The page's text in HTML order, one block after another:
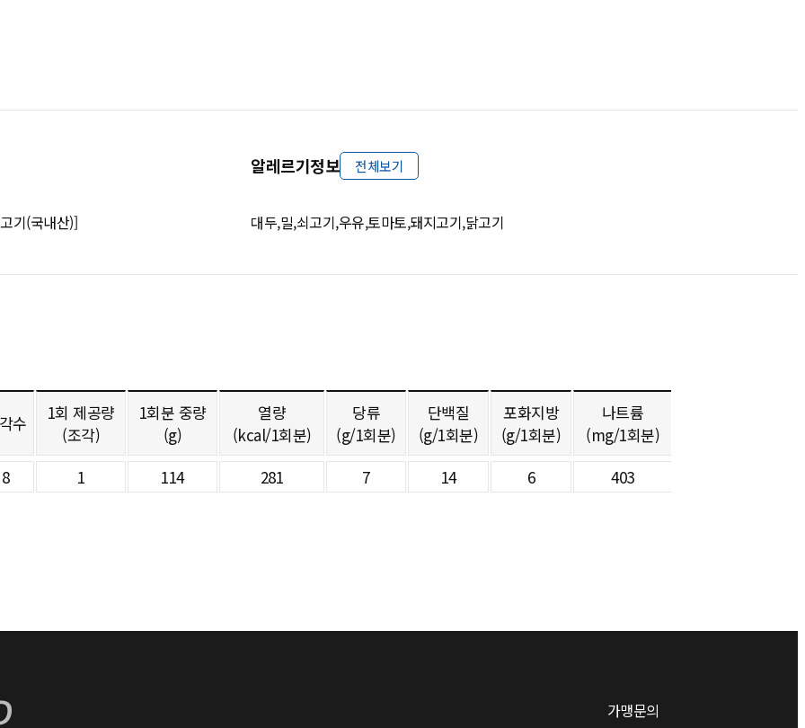
기(국내산)]
알레르기정보 전체보기
대두,밀,쇠고기,우유,토마토,돼지고기,닭고기
수
1회 제공량
(조각)
1회분 중량
(g)
열량
(kcal/1회분)
당류
(g/1회분)
단백질
(g/1회분)
포화지방
(g/1회분)
나트륨
(mg/1회분)
8
1 114 281 7 14 6 403
가맹문의